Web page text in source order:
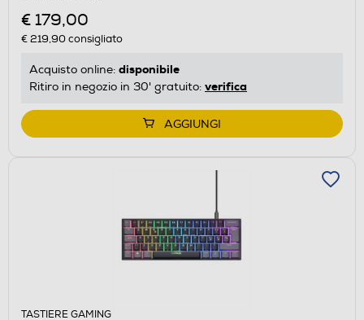
€ 179,00
€ 219,90consigliato
Acquisto online: disponibile
Ritiro in negozio in 30' gratuito: verifica
AGGIUNGI
TASTIERE GAMING